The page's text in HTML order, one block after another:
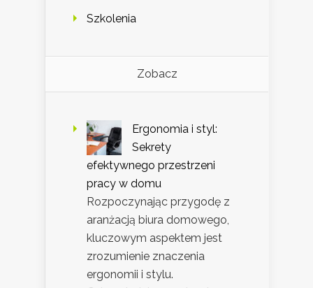
Szkolenia
Zobacz
Ergonomia i styl:
Sekrety
efektywnego przestrzeni
pracy w domu
Rozpoczynając przygodę z
aranżacją biura domowego,
kluczowym aspektem jest
zrozumienie znaczenia
ergonomii i stylu.